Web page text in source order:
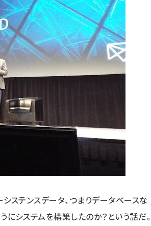
ステンスデータ、つまりデータベースな
システムを構築したのか？という話だ。